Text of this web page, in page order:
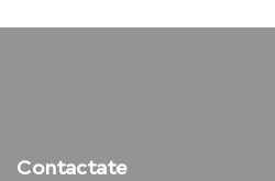
Contactate